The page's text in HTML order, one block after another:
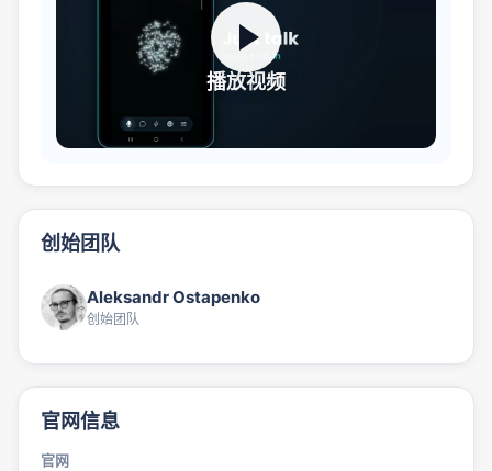
播放视频
创始团队
Aleksandr Ostapenko
创始团队
官网信息
官网